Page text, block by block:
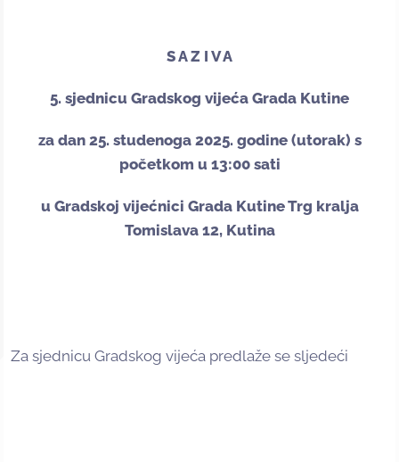
S A Z I V A
5. sjednicu Gradskog vijeća Grada Kutine
za dan 25. studenoga 2025. godine (utorak) s
početkom u 13:00 sati
u Gradskoj vijećnici Grada Kutine Trg kralja
Tomislava 12, Kutina
Za sjednicu Gradskog vijeća predlaže se sljedeći